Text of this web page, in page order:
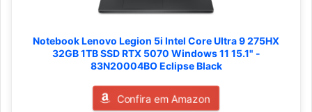
Notebook Lenovo Legion 5i Intel Core Ultra 9 275HX
32GB 1TB SSD RTX 5070 Windows 11 15.1" -
83N20004BO Eclipse Black
Confira em Amazon